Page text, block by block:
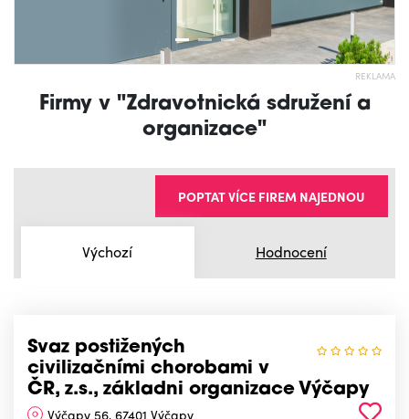
REKLAMA
Firmy v "Zdravotnická sdružení a
organizace"
Výchozí Hodnocení
POPTAT VÍCE FIREM NAJEDNOU
Svaz postižených
civilizačními chorobami v
ČR, z.s., základni organizace Výčapy
Výčapy 56, 67401 Výčapy